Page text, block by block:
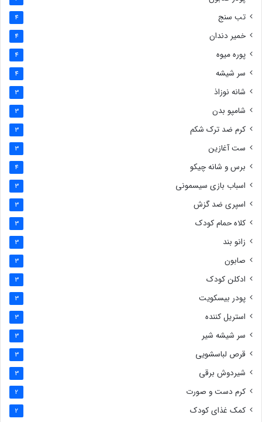
تب سنج 4
خمیر دندان 4
پوره میوه 4
سر شیشه 4
شانه نوزاذ 3
شامپو بدن 3
کرم ضد ترک شکم 3
ست آغازین 3
برس و شانه چیکو 4
اسباب بازی سیسمونی 3
اسپری ضد گزش 3
کلاه حمام کودک 3
زانو بند 3
صابون 3
ادکلن کودک 3
پودر بیسکویت 3
استریل کننده 3
سر شیشه شیر 3
قرص لباسشویی 3
شیردوش برقی 3
کرم دست و صورت 2
کمک غذای کودک 2